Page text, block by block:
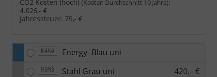
CO2 Kosten (hoch) (Kosten Durchschnitt 10 Jahre):
4.026,- €
Jahressteuer: 75,- €
K4K4 Energy- Blau uni
M3M3 Stahl Grau uni 420,– €